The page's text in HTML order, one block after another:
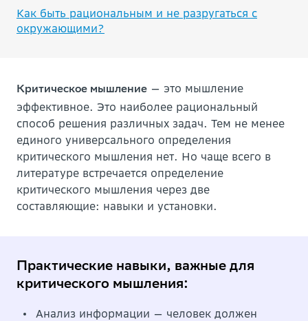
Как быть рациональным и не разругаться с
окружающими?
Критическое мышление — это мышление
эффективное. Это наиболее рациональный
способ решения различных задач. Тем не менее
единого универсального определения
критического мышления нет. Но чаще всего в
литературе встречается определение
критического мышления через две
составляющие: навыки и установки.
Практические навыки, важные для
критического мышления:
Анализ информации — человек должен